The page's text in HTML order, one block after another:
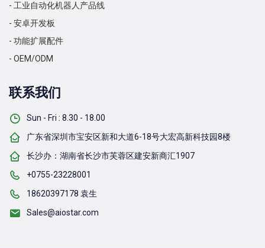
- 工业自动化机器人产品线
- 安卓开发板
- 功能扩展配件
- OEM/ODM
联系我们
Sun - Fri : 8.30 - 18.00
广东省深圳市宝安区新和大道6-18号大宏高新科技园8楼
长沙办：湖南省长沙市芙蓉区建安新商汇1907
+0755-23228001
18620397178 袁生
Sales@aiostar.com